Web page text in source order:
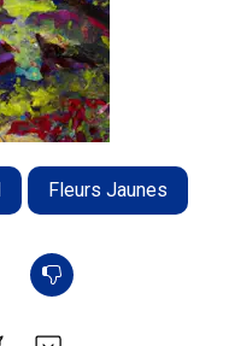
Fleurs Jaunes